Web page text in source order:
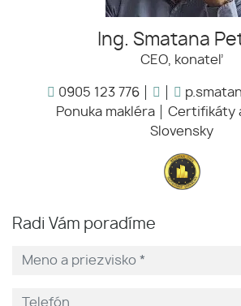
Ing. Smatana
CEO, konateľ
0905 123 776
Ponuka makléra
Certifikáty
Slovensky
Radi Vám poradíme